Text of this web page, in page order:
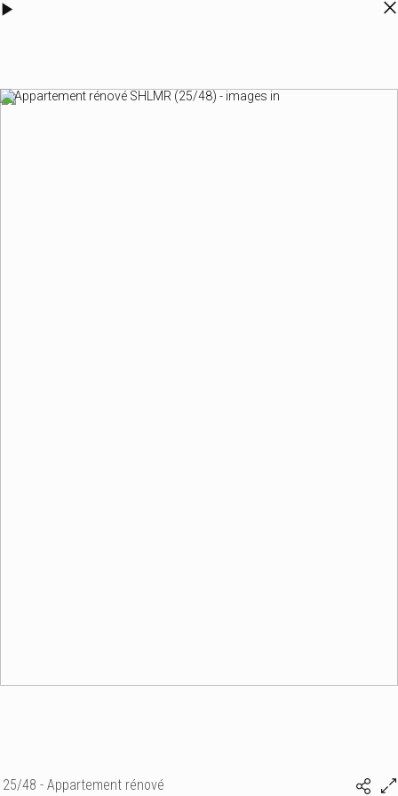
25/48 - Appartement rénové